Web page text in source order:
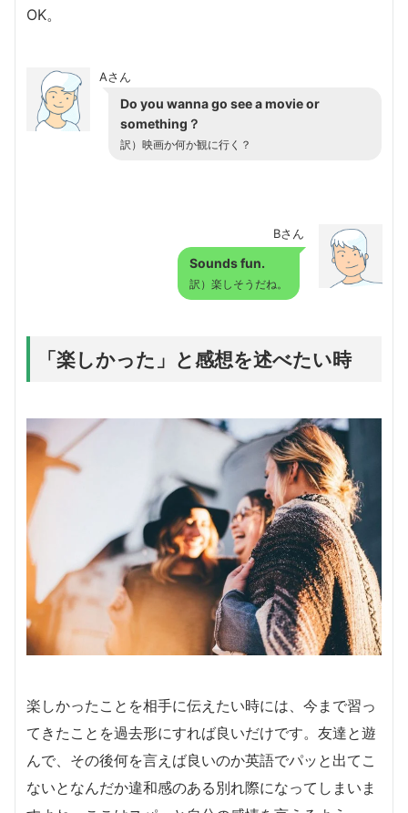
OK。
Aさん
Do you wanna go see a movie or
something？
訳）映画か何か観に行く？
Bさん
Sounds fun.
訳）楽しそうだね。
「楽しかった」と感想を述べたい時
楽しかったことを相手に伝えたい時には、今まで習っ
てきたことを過去形にすれば良いだけです。友達と遊
んで、その後何を言えば良いのか英語でパッと出てこ
ないとなんだか違和感のある別れ際になってしまいま